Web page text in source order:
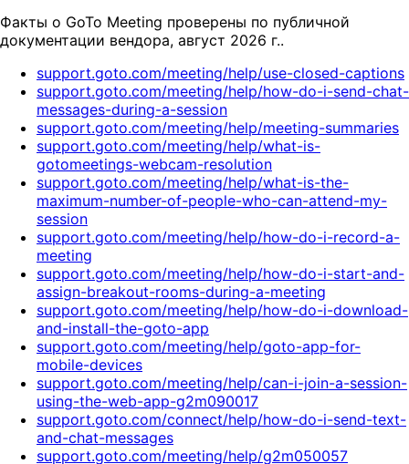
Факты о GoTo Meeting проверены по публичной
документации вендора, август 2026 г..
support.goto.com/meeting/help/use-closed-captions
support.goto.com/meeting/help/how-do-i-send-chat-
messages-during-a-session
support.goto.com/meeting/help/meeting-summaries
support.goto.com/meeting/help/what-is-
gotomeetings-webcam-resolution
support.goto.com/meeting/help/what-is-the-
maximum-number-of-people-who-can-attend-my-
session
support.goto.com/meeting/help/how-do-i-record-a-
meeting
support.goto.com/meeting/help/how-do-i-start-and-
assign-breakout-rooms-during-a-meeting
support.goto.com/meeting/help/how-do-i-download-
and-install-the-goto-app
support.goto.com/meeting/help/goto-app-for-
mobile-devices
support.goto.com/meeting/help/can-i-join-a-session-
using-the-web-app-g2m090017
support.goto.com/connect/help/how-do-i-send-text-
and-chat-messages
support.goto.com/meeting/help/g2m050057